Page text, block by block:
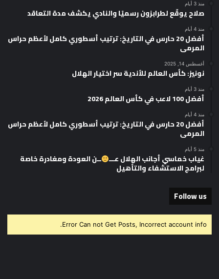
منذ 3 أيام
صلاح يوقّع لطرابزون رسميًا والنادي يكشف مدة التعاقد
منذ 4 أيام
أفضل 20 حارس في التاريخ: ترتيب أسطوري كامل لأعظم حراس
المرمى
أغسطس 14, 2025
نونيز: كأس العالم للأندية سر اختيار الهلال
منذ 3 أيام
أفضل 100 لاعب في كأس العالم 2026
منذ 4 أيام
أفضل 20 حارس في التاريخ: ترتيب أسطوري كامل لأعظم حراس
المرمى
منذ 5 أيام
غياب خماسي أجانب الهلال عـــ ــن العودة ومغادرة خاصة
لبرامج الاستشفاء والتأهيل
Follow us
Error Can not Get Posts, Incorrect account info.